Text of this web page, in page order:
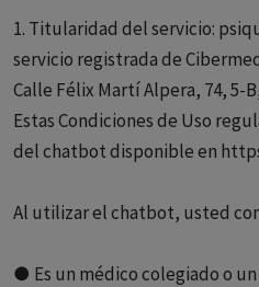
1. Titularidad del servicio:
servicio registrada de
Calle Félix Martí Alpera, 74, 5-
Estas Condiciones de Uso
del chatbot disponible en
Al utilizar el chatbot, usted
● Es un médico colegiado o